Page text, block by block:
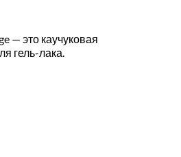
— это каучуковая
гель-лака.